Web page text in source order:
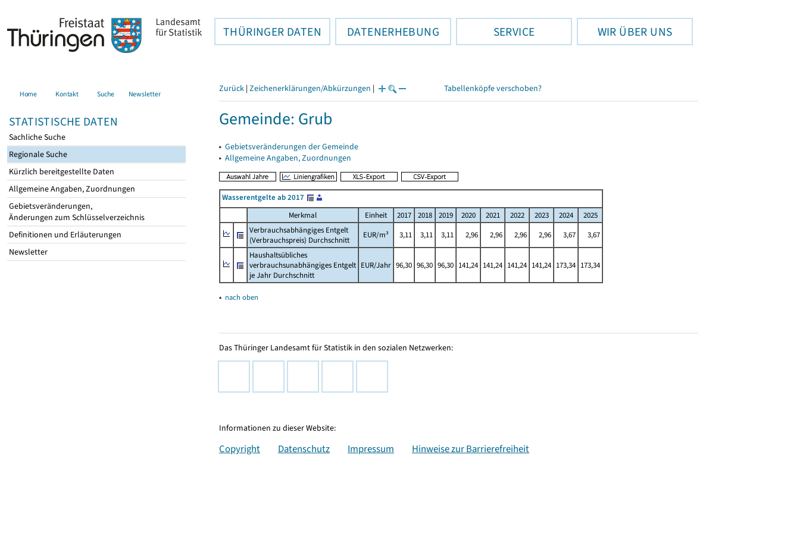
THÜRINGER DATEN DATENERHEBUNG SERVICE WIR ÜBER UNS
Home Kontakt Suche Newsletter
STATISTISCHE DATEN
Sachliche Suche
Regionale Suche
Kürzlich bereitgestellte Daten
Allgemeine Angaben, Zuordnungen
Gebietsveränderungen,
Änderungen zum Schlüsselverzeichnis
Definitionen und Erläuterungen
Newsletter
Zurück | Zeichenerklärungen/Abkürzungen | Tabellenköpfe verschoben?
Gemeinde: Grub
▸ Gebietsveränderungen der Gemeinde
▸ Allgemeine Angaben, Zuordnungen
Wasserentgelte ab 2017
Merkmal
Einheit 2017 2018 2019 2020 2021 2022 2023 2024
2025
Verbrauchsabhängiges Entgelt
(Verbrauchspreis) Durchschnitt
EUR/m³ 3,11 3,11 3,11 2,96 2,96 2,96 2,96 3,67
3,67
Haushaltsübliches
verbrauchsunabhängiges Entgelt
je Jahr Durchschnitt
EUR/Jahr 96,30 96,30 96,30 141,24 141,24 141,24 141,24 173,34 173,34
▴ nach oben
Das Thüringer Landesamt für Statistik in den sozialen Netzwerken:
Informationen zu dieser Website:
Copyright Datenschutz Impressum Hinweise zur Barrierefreiheit